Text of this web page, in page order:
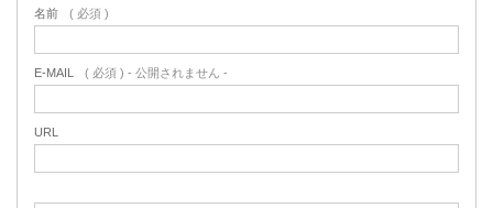
名前 ( 必須 )
E-MAIL ( 必須 ) - 公開されません -
URL